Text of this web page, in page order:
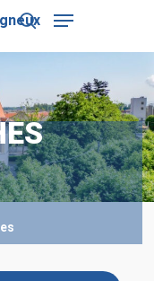
search
Menu
Close